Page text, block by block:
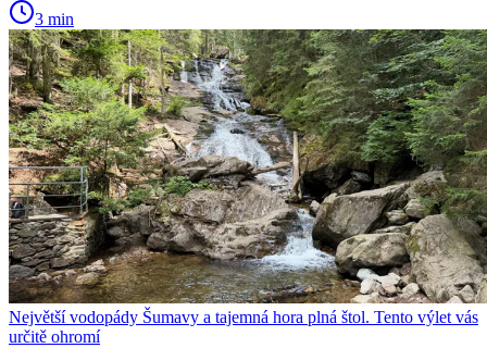
3 min
Největší vodopády Šumavy a tajemná hora plná štol. Tento výlet vás
určitě ohromí